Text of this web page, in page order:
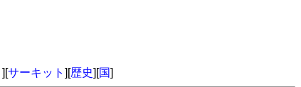
][サーキット ][歴史][国]